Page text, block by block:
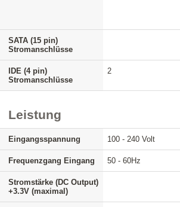
SATA (15 pin)
Stromanschlüsse
IDE (4 pin)
Stromanschlüsse
2
Leistung
Eingangsspannung 100 - 240 Volt
Frequenzgang Eingang 50 - 60Hz
Stromstärke (DC Output)
+3.3V (maximal)